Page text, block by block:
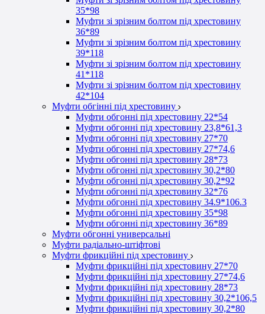
35*98
Муфти зі зрізним болтом під хрестовину
36*89
Муфти зі зрізним болтом під хрестовину
39*118
Муфти зі зрізним болтом під хрестовину
41*118
Муфти зі зрізним болтом під хрестовину
42*104
Муфти обгінні під хрестовину
Муфти обгонні під хрестовину 22*54
Муфти обгонні під хрестовину 23,8*61,3
Муфти обгонні під хрестовину 27*70
Муфти обгонні під хрестовину 27*74,6
Муфти обгонні під хрестовину 28*73
Муфти обгонні під хрестовину 30,2*80
Муфти обгонні під хрестовину 30,2*92
Муфти обгонні під хрестовину 32*76
Муфти обгонні під хрестовину 34.9*106.3
Муфти обгонні під хрестовину 35*98
Муфти обгонні під хрестовину 36*89
Муфти обгонні универсальні
Муфти радіально-штіфтові
Муфти фрикційні під хрестовину
Муфти фрикційні під хрестовину 27*70
Муфти фрикційні під хрестовину 27*74,6
Муфти фрикційні під хрестовину 28*73
Муфти фрикційні під хрестовину 30,2*106,5
Муфти фрикційні під хрестовину 30,2*80